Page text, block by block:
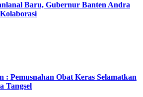
Baru, Gubernur Banten Andra
: Pemusnahan Obat Keras Selamatkan
Tangsel